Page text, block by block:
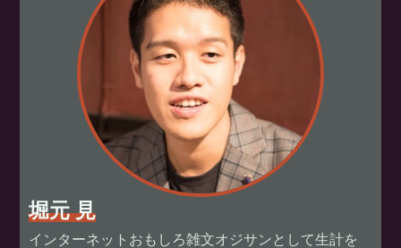
堀元 見
インターネットおもしろ雑文オジサンとして生計を